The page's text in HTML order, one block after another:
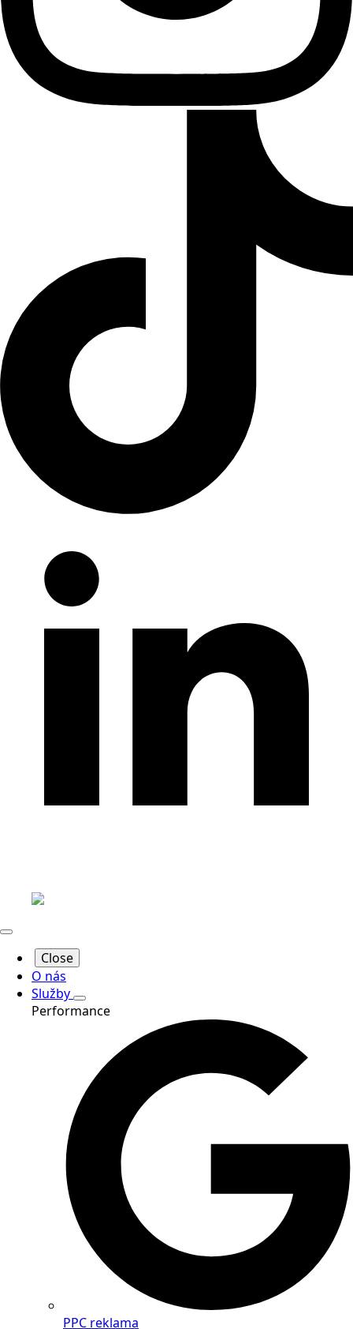
Close
O nás
Služby
Performance
PPC reklama